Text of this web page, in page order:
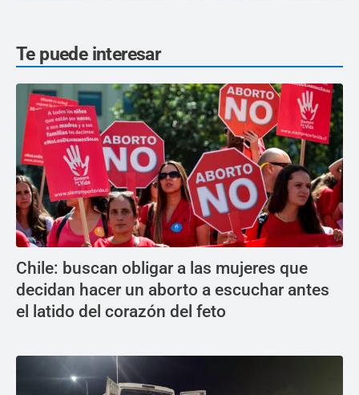
Te puede interesar
Chile: buscan obligar a las mujeres que
decidan hacer un aborto a escuchar antes
el latido del corazón del feto